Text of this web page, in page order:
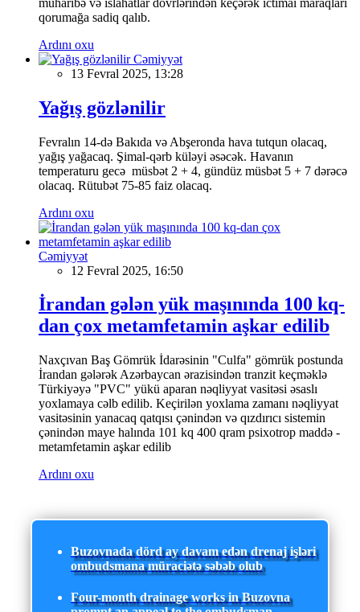
qorumağa sadiq qalıb.
Ardını oxu
Cəmiyyət
13 Fevral 2025, 13:28
Yağış gözlənilir
Fevralın 14-də Bakıda və Abşeronda hava tutqun olacaq,
yağış yağacaq. Şimal-qərb küləyi əsəcək. Havanın
temperaturu gecə müsbət 2 + 4, gündüz müsbət 5 + 7 dərəcə
olacaq. Rütubət 75-85 faiz olacaq.
Ardını oxu
Cəmiyyət
12 Fevral 2025, 16:50
İrandan gələn yük maşınında 100 kq-
dan çox metamfetamin aşkar edilib
Naxçıvan Baş Gömrük İdarəsinin "Culfa" gömrük postunda
İrandan gələrək Azərbaycan ərazisindən tranzit keçməklə
Türkiyəyə "PVC" yükü aparan nəqliyyat vasitəsi əsaslı
yoxlamaya cəlb edilib. Keçirilən yoxlama zamanı nəqliyyat
vasitəsinin yanacaq qatqısı çənindən və qızdırıcı sistemin
çənindən maye halında 101 kq 400 qram psixotrop maddə -
metamfetamin aşkar edilib
Ardını oxu
Buzovnada dörd ay davam edən drenaj işləri
ombudsmana müraciətə səbəb olub
Four-month drainage works in Buzovna